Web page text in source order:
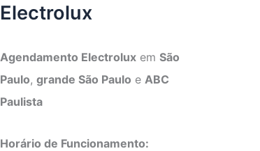
Electrolux
Agendamento Electrolux em São
Paulo, grande São Paulo e ABC
Paulista
Horário de Funcionamento: